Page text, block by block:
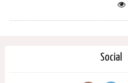
Social